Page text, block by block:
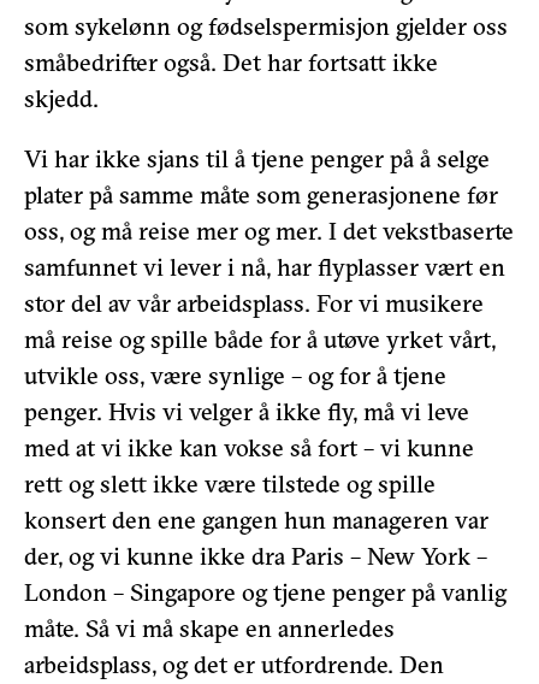
som sykelønn og fødselspermisjon gjelder oss
småbedrifter også. Det har fortsatt ikke
skjedd.
Vi har ikke sjans til å tjene penger på å selge
plater på samme måte som generasjonene før
oss, og må reise mer og mer. I det vekstbaserte
samfunnet vi lever i nå, har flyplasser vært en
stor del av vår arbeidsplass. For vi musikere
må reise og spille både for å utøve yrket vårt,
utvikle oss, være synlige – og for å tjene
penger. Hvis vi velger å ikke fly, må vi leve
med at vi ikke kan vokse så fort – vi kunne
rett og slett ikke være tilstede og spille
konsert den ene gangen hun manageren var
der, og vi kunne ikke dra Paris – New York –
London – Singapore og tjene penger på vanlig
måte. Så vi må skape en annerledes
arbeidsplass, og det er utfordrende. Den